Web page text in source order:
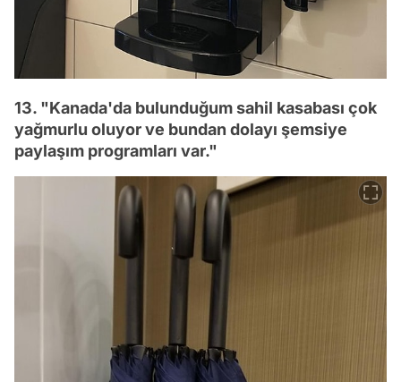
13. "Kanada'da bulunduğum sahil kasabası çok
yağmurlu oluyor ve bundan dolayı şemsiye
paylaşım programları var."